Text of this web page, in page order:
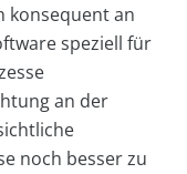
konsequent an
speziell für
an der
noch besser zu